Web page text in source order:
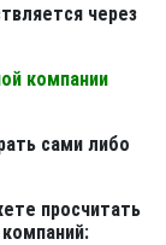
через
компании
сами либо
просчитать